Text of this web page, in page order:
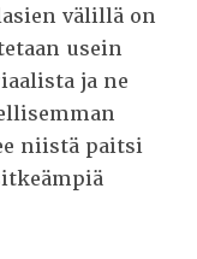
välillä on
usein
ja ne
niistä paitsi